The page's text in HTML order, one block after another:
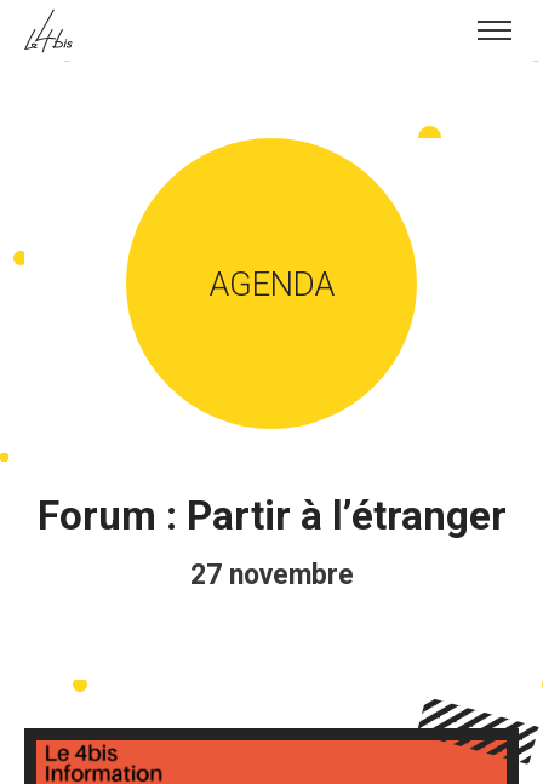
Skip to content
AGENDA
Forum : Partir à l’étranger
27 novembre